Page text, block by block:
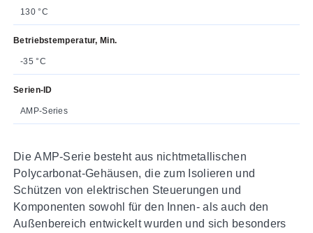
130 °C
Betriebstemperatur, Min.
-35 °C
Serien-ID
AMP-Series
Die AMP-Serie besteht aus nichtmetallischen
Polycarbonat-Gehäusen, die zum Isolieren und
Schützen von elektrischen Steuerungen und
Komponenten sowohl für den Innen- als auch den
Außenbereich entwickelt wurden und sich besonders